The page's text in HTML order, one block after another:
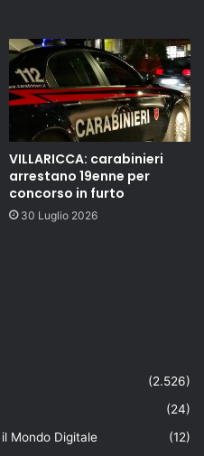
VILLARICCA: carabinieri
arrestano 19enne per
concorso in furto
30 Luglio 2026
(2.526)
(24)
Mondo Digitale
(12)